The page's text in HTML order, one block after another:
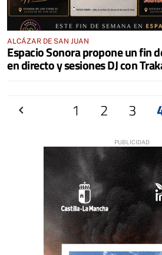
ALCÁZAR DE SAN JUAN
Espacio Sonora propone un fin
en directo y sesiones DJ con
1 2 3